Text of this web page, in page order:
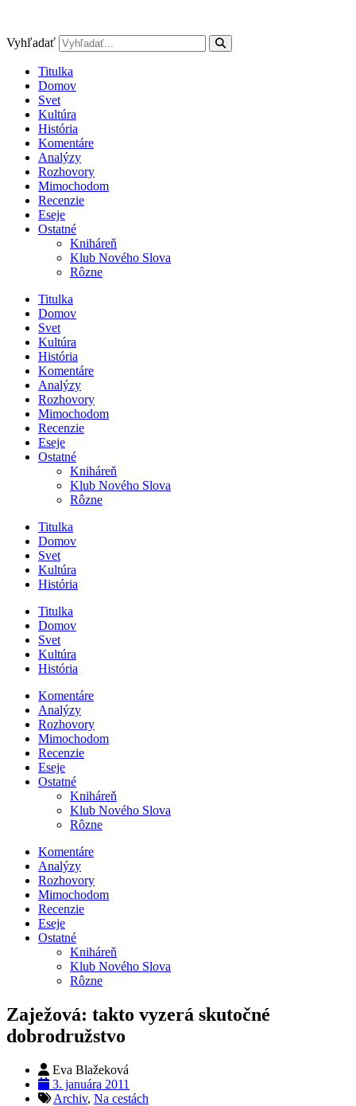
obsah
Vyhľadať
Titulka
Domov
Svet
Kultúra
História
Komentáre
Analýzy
Rozhovory
Mimochodom
Recenzie
Eseje
Ostatné
Kniháreň
Klub Nového Slova
Rôzne
Titulka
Domov
Svet
Kultúra
História
Komentáre
Analýzy
Rozhovory
Mimochodom
Recenzie
Eseje
Ostatné
Kniháreň
Klub Nového Slova
Rôzne
Titulka
Domov
Svet
Kultúra
História
Titulka
Domov
Svet
Kultúra
História
Komentáre
Analýzy
Rozhovory
Mimochodom
Recenzie
Eseje
Ostatné
Kniháreň
Klub Nového Slova
Rôzne
Komentáre
Analýzy
Rozhovory
Mimochodom
Recenzie
Eseje
Ostatné
Kniháreň
Klub Nového Slova
Rôzne
Zaježová: takto vyzerá skutočné
dobrodružstvo
Eva Blažeková
3. januára 2011
Archiv, Na cestách